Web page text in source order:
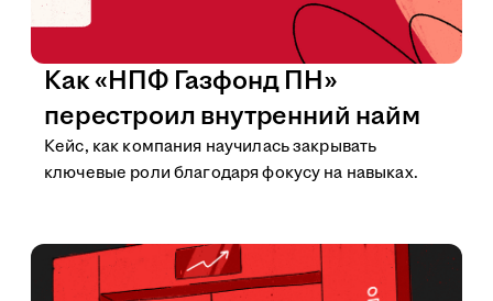
Как «НПФ Газфонд ПН»
перестроил внутренний найм
Кейс, как компания научилась закрывать
ключевые роли благодаря фокусу на навыках.